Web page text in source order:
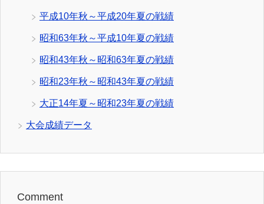
平成10年秋～平成20年夏の戦績
昭和63年秋～平成10年夏の戦績
昭和43年秋～昭和63年夏の戦績
昭和23年秋～昭和43年夏の戦績
大正14年夏～昭和23年夏の戦績
大会成績データ
Comment